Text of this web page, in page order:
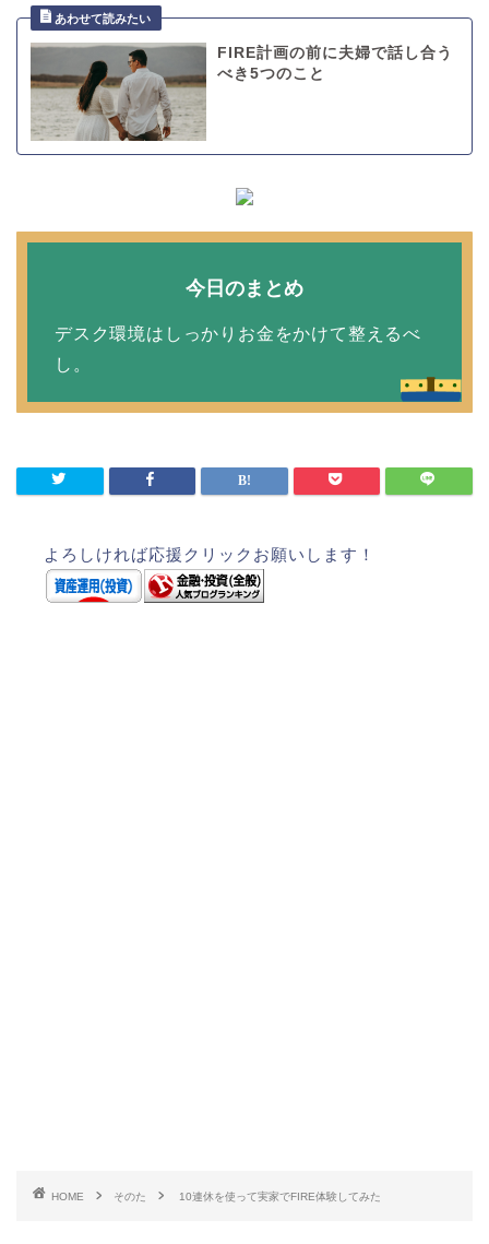
FIRE計画の前に夫婦で話し合う
べき5つのこと
今日のまとめ
デスク環境はしっかりお金をかけて整えるべ
し。
よろしければ応援クリックお願いします！
HOME そのた 10連休を使って実家でFIRE体験してみた